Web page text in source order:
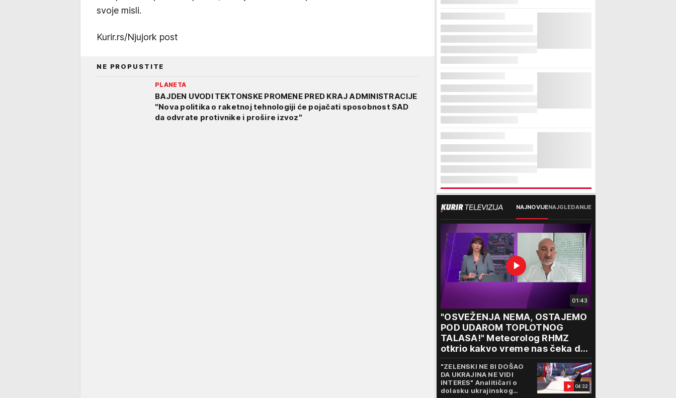
svoje misli.
Kurir.rs/Njujork post
NE PROPUSTITE
PLANETA
BAJDEN UVODI TEKTONSKE PROMENE PRED KRAJ ADMINISTRACIJE
"Nova politika o raketnoj tehnologiji će pojačati sposobnost SAD
da odvrate protivnike i prošire izvoz"
NAJNOVIJENAJGLEDANIJE
01:43
"OSVEŽENJA NEMA, OSTAJEMO
POD UDAROM TOPLOTNOG
TALASA!" Meteorolog RHMZ
otkrio kakvo vreme nas čeka do
kraja avgusta
04:32
"ZELENSKI NE BI DOŠAO
DA UKRAJINA NE VIDI
INTERES" Analitičari o
dolasku ukrajinskog